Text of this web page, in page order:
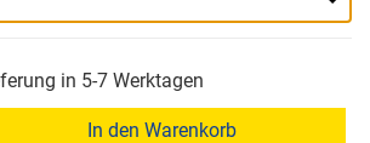
in 5-7 Werktagen
In den Warenkorb